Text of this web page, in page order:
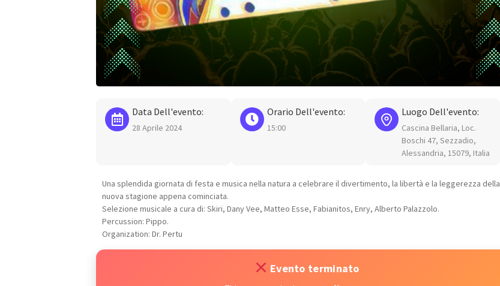
Data Dell'evento:
28 Aprile 2024
Orario Dell'evento:
15:00
Luogo Dell'evento:
Cascina Bellaria, Loc.
Boschi 47, Sezzadio,
Alessandria, 15079, Italia
Una splendida giornata di festa e musica nella natura a celebrare il divertimento, la libertà e la leggerezza della
nuova stagione appena cominciata.
Selezione musicale a cura di: Skiri, Dany Vee, Matteo Esse, Fabianitos, Enry, Alberto Palazzolo.
Percussion: Pippo.
Organization: Dr. Pertu
Evento terminato